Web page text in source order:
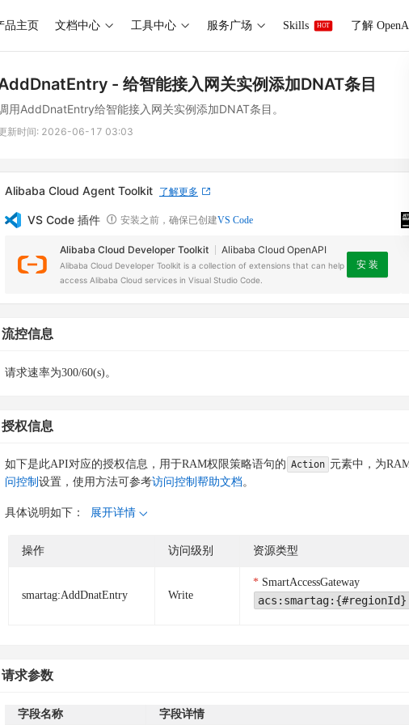
品主页 文档中心 工具中心 服务广场 Skills HOT 了解
- 给智能接入网关实例添加DNAT条目
用AddDnatEntry给智能接入网关实例添加DNAT条目。
新时间: 2026-06-17 03:03
Alibaba Cloud Agent Toolkit 了解更多
VS Code 插件 安装之前，确保已创建VS Code
Alibaba Cloud Developer Toolkit Alibaba Cloud OpenAPI
Alibaba Cloud Developer Toolkit is a collection of extensions that can help
access Alibaba Cloud services in Visual Studio Code.
安 装
流控信息
请求速率为300/60(s)。
授权信息
如下是此API对应的授权信息，用于RAM权限策略语句的 Action 元素中，为
问控制 设置，使用方法可参考访问控制帮助文档。
具体说明如下： 展开详情
操作 访问级别 资源类型
smartag:AddDnatEntry Write
SmartAccessGateway
请求参数
字段名称 字段详情